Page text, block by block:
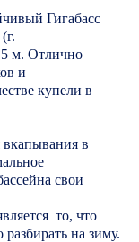
Гигабасс
м. Отлично
и
купели в
в
свои
то, что
на зиму.